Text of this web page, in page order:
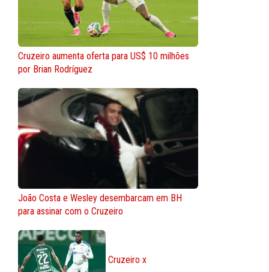
Cruzeiro aumenta oferta para US$ 10 milhões
por Brian Rodríguez
João Costa e Wesley desembarcam em BH
para assinar com o Cruzeiro
Cruzeiro x